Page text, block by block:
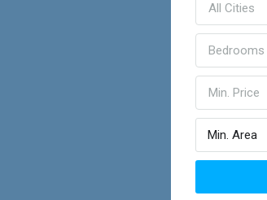
All Cities
Bedrooms
Min. Price